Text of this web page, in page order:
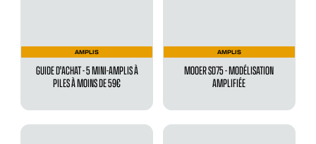
AMPLIS
GUIDE D'ACHAT - 5 MINI-AMPLIS À
PILES À MOINS DE 59€
AMPLIS
MOOER SD75 - MODÉLISATION
AMPLIFIÉE